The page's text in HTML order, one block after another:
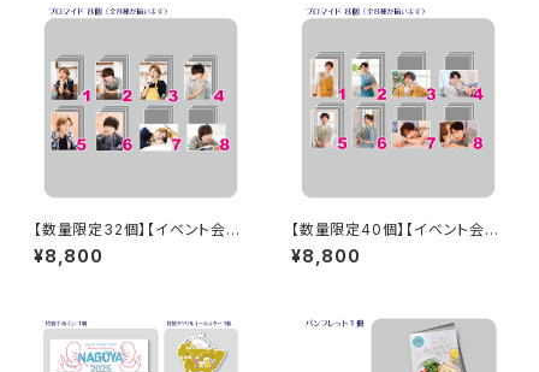
【数量限定32個】【イベント会場
特典付き】SECOND LINE Pre
sents みんなに会いに行くよ!
¥8,800
【数量限定40個】【イベント会場
特典付き】SECOND LINE Pre
sents みんなに会いに行くよ!
¥8,800